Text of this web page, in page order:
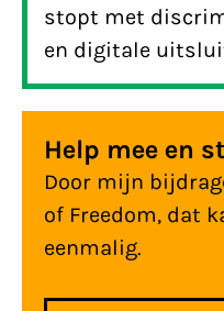
stopt met
en digitale
Stichting
ervaringen en
profilering en
jij ervaring met
discriminatie
dan aan voor ons
Help mee en
Door mijn
of Freedom, dat
eenmalig.